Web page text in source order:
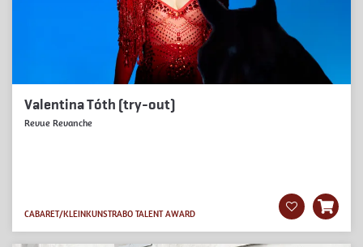
Valentina Tóth (try-out)
Revue Revanche
CABARET/KLEINKUNSTRABO TALENT AWARD